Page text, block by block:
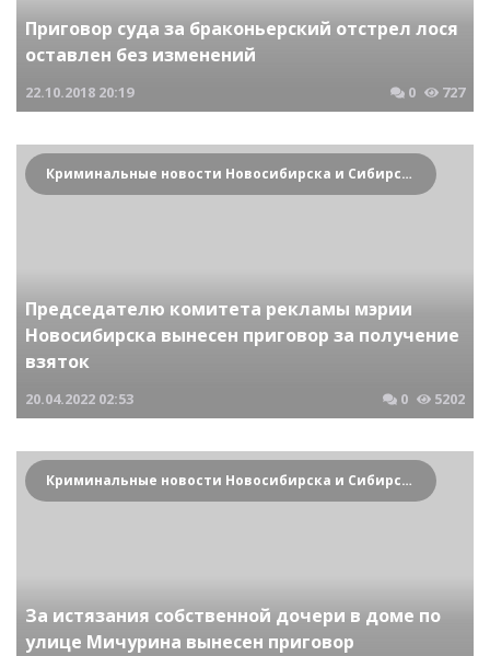
Приговор суда за браконьерский отстрел лося
оставлен без изменений
22.10.2018 20:19 0 727
Криминальные новости Новосибирска и Сибирского региона
Председателю комитета рекламы мэрии
Новосибирска вынесен приговор за получение
взяток
20.04.2022 02:53 0 5202
Криминальные новости Новосибирска и Сибирского региона
За истязания собственной дочери в доме по
улице Мичурина вынесен приговор